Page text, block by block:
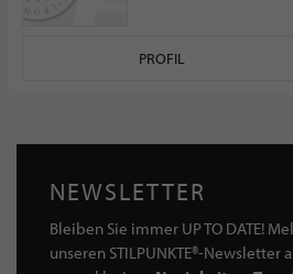
PROFIL
NEWSLETTER
Bleiben Sie immer UP TO DATE!
unseren STILPUNKTE®-Newsletter